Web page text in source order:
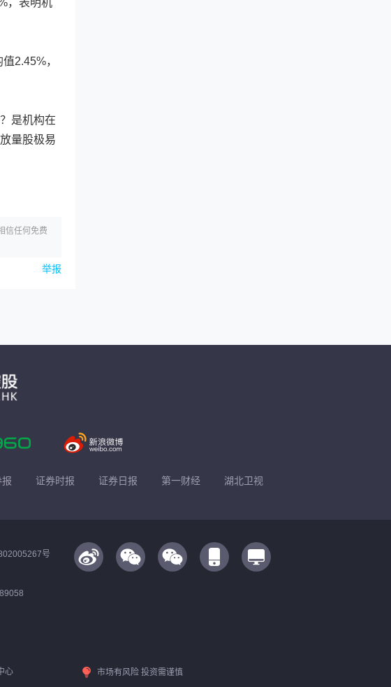
，表明机
2.45%，
是机构在
量股极易
信任何免费
举报
证券时报 证券日报 第一财经 湖北卫视
号
心 市场有风险 投资需谨慎